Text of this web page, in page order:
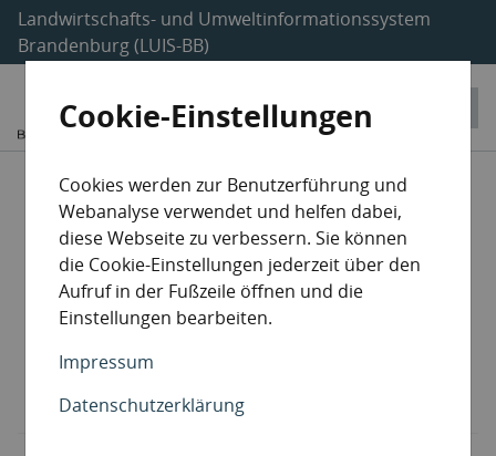
Landwirtschafts- und Umweltinformationssystem
Brandenburg (LUIS-BB)
Entsorgungsanlagen
Sammler / Beförderer
Havarieentsorger
Lehrgangsträger
Cookie-Einstellungen
Cookies werden zur Benutzerführung und
Webanalyse verwendet und helfen dabei,
diese Webseite zu verbessern. Sie können
die Cookie-Einstellungen jederzeit über den
Aufruf in der Fußzeile öffnen und die
Einstellungen bearbeiten.
Impressum
Datenschutzerklärung